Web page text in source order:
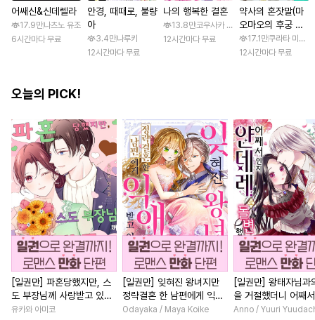
어쌔신&신데렐라
17.9만나츠노 유조
6시간마다 무료
안경, 때때로, 불량
아
3.4만나루키
12시간마다 무료
나의 행복한 결혼
13.8만코우사카 리토 / 아기토기 아쿠미
12시간마다 무료
약사의 혼잣말(마
오마오의 후궁 수
수께끼 풀이수첩)
17.1만쿠라타 미노
12시간마다 무료
오늘의 PICK!
[일권만] 파혼당했지만, 스
도 부장님께 사랑받고 있습
니다 [단행본]
유카와 아미코
[일권만] 잊혀진 왕녀지만
정략결혼 한 남편에게 익애
받고 있습니다 [단행본]
Odayaka / Maya Koike
[일권만] 왕태자님과
을 거절했더니 어째
얀데레로 돌변했습
Anno / Yuuri